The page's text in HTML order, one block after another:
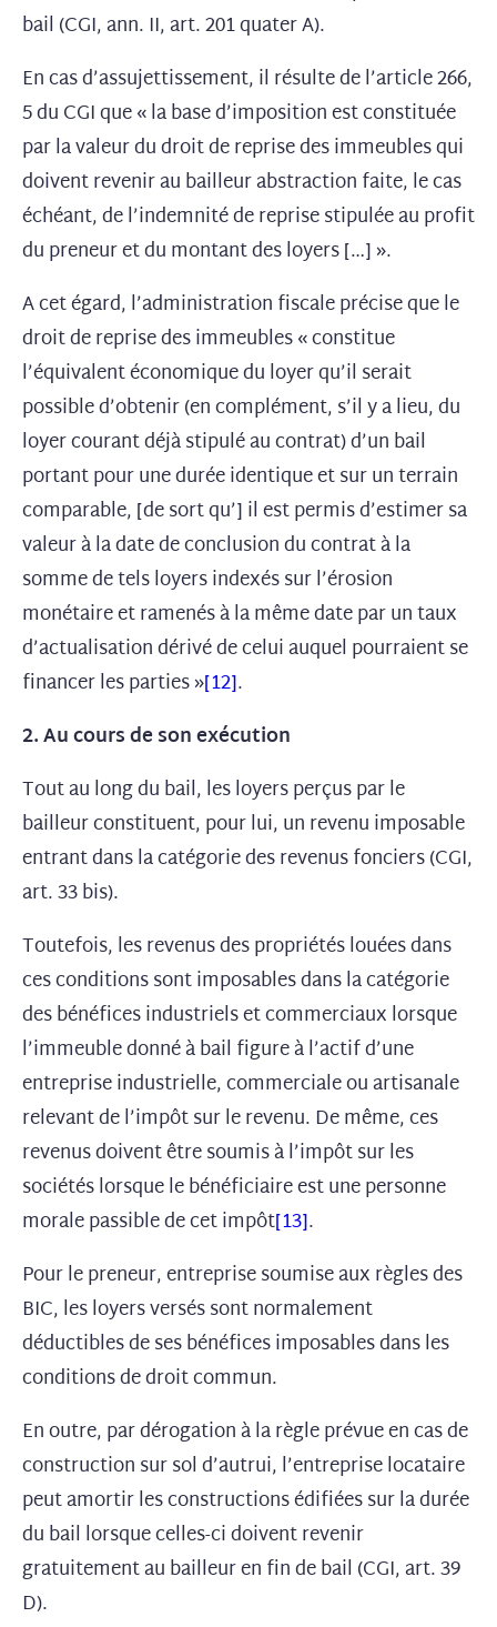
bail (CGI, ann. II, art. 201 quater A).
En cas d’assujettissement, il résulte de l’article 266,
5 du CGI que « la base d’imposition est constituée
par la valeur du droit de reprise des immeubles qui
doivent revenir au bailleur abstraction faite, le cas
échéant, de l’indemnité de reprise stipulée au profit
du preneur et du montant des loyers […] ».
A cet égard, l’administration fiscale précise que le
droit de reprise des immeubles « constitue
l’équivalent économique du loyer qu’il serait
possible d’obtenir (en complément, s’il y a lieu, du
loyer courant déjà stipulé au contrat) d’un bail
portant pour une durée identique et sur un terrain
comparable, [de sort qu’] il est permis d’estimer sa
valeur à la date de conclusion du contrat à la
somme de tels loyers indexés sur l’érosion
monétaire et ramenés à la même date par un taux
d’actualisation dérivé de celui auquel pourraient se
financer les parties »[12].
2. Au cours de son exécution
Tout au long du bail, les loyers perçus par le
bailleur constituent, pour lui, un revenu imposable
entrant dans la catégorie des revenus fonciers (CGI,
art. 33 bis).
Toutefois, les revenus des propriétés louées dans
ces conditions sont imposables dans la catégorie
des bénéfices industriels et commerciaux lorsque
l’immeuble donné à bail figure à l’actif d’une
entreprise industrielle, commerciale ou artisanale
relevant de l’impôt sur le revenu. De même, ces
revenus doivent être soumis à l’impôt sur les
sociétés lorsque le bénéficiaire est une personne
morale passible de cet impôt[13].
Pour le preneur, entreprise soumise aux règles des
BIC, les loyers versés sont normalement
déductibles de ses bénéfices imposables dans les
conditions de droit commun.
En outre, par dérogation à la règle prévue en cas de
construction sur sol d’autrui, l’entreprise locataire
peut amortir les constructions édifiées sur la durée
du bail lorsque celles-ci doivent revenir
gratuitement au bailleur en fin de bail (CGI, art. 39
D).